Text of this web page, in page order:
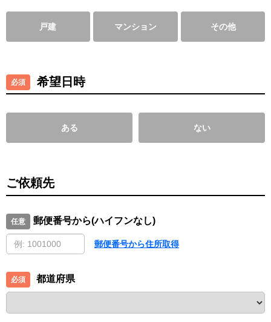
戸建 マンション その他
希望日時
ある ない
ご依頼先
郵便番号から(ハイフンなし)
郵便番号から住所取得
都道府県